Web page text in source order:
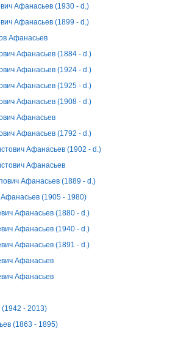
Афанасьев (1930 - d.)
Афанасьев (1899 - d.)
Афанасьев
Афанасьев (1884 - d.)
Афанасьев (1924 - d.)
Афанасьев (1925 - d.)
Афанасьев (1908 - d.)
Афанасьев
Афанасьев (1792 - d.)
Афанасьев (1902 - d.)
Афанасьев
Афанасьев (1889 - d.)
(1905 - 1980)
Афанасьев (1880 - d.)
Афанасьев (1940 - d.)
Афанасьев (1891 - d.)
Афанасьев
Афанасьев
(1942 - 2013)
(1863 - 1895)